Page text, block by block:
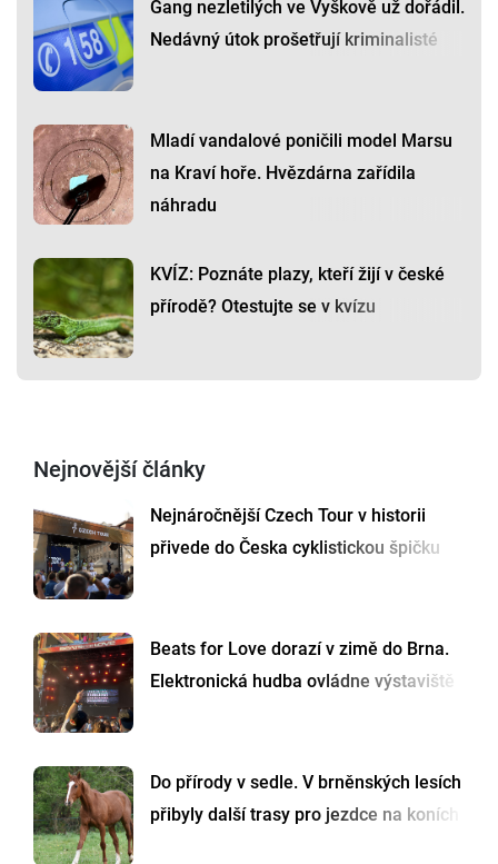
Gang nezletilých ve Vyškově už dořádil.
Nedávný útok prošetřují kriminalisté
Mladí vandalové poničili model Marsu
na Kraví hoře. Hvězdárna zařídila
náhradu
KVÍZ: Poznáte plazy, kteří žijí v české
přírodě? Otestujte se v kvízu
Nejnovější články
Nejnáročnější Czech Tour v historii
přivede do Česka cyklistickou špičku
Beats for Love dorazí v zimě do Brna.
Elektronická hudba ovládne výstaviště
Do přírody v sedle. V brněnských lesích
přibyly další trasy pro jezdce na koních